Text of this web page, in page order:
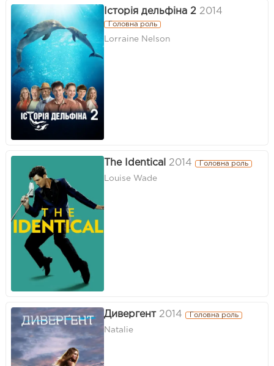
Історія дельфіна 2 2014
Головна роль
Lorraine Nelson
The Identical 2014 Головна роль
Louise Wade
Дивергент 2014 Головна роль
Natalie